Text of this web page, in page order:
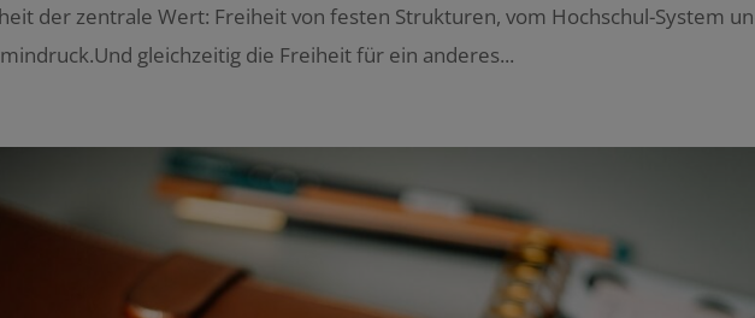
der zentrale Wert: Freiheit von festen Strukturen, vom Hochschul-System
gleichzeitig die Freiheit für ein anderes...